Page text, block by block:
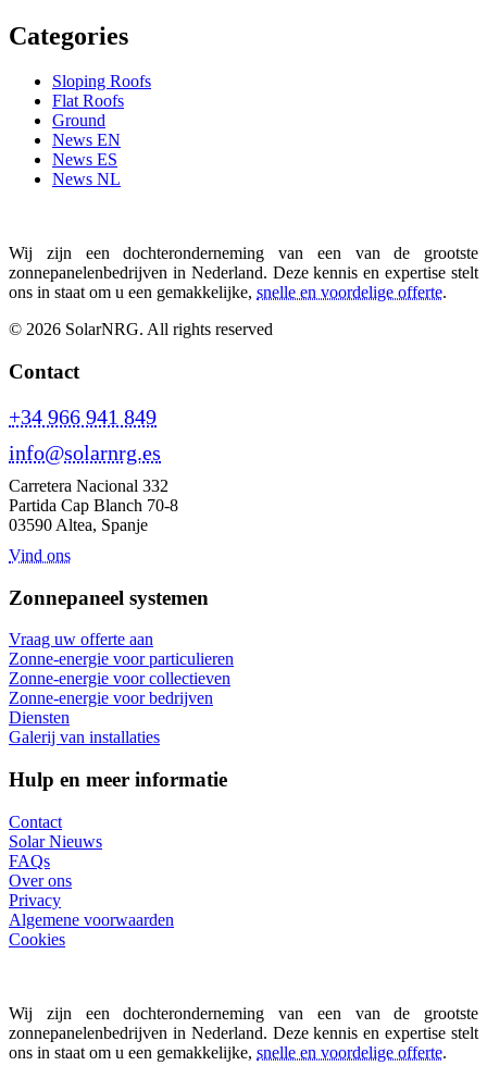
Categories
Sloping Roofs
Flat Roofs
Ground
News EN
News ES
News NL
Wij zijn een dochteronderneming van een van de grootste
zonnepanelenbedrijven in Nederland. Deze kennis en expertise stelt
ons in staat om u een gemakkelijke, snelle en voordelige offerte.
© 2026 SolarNRG. All rights reserved
Contact
+34 966 941 849
info@solarnrg.es
Carretera Nacional 332
Partida Cap Blanch 70-8
03590 Altea, Spanje
Vind ons
Zonnepaneel systemen
Vraag uw offerte aan
Zonne-energie voor particulieren
Zonne-energie voor collectieven
Zonne-energie voor bedrijven
Diensten
Galerij van installaties
Hulp en meer informatie
Contact
Solar Nieuws
FAQs
Over ons
Privacy
Algemene voorwaarden
Cookies
Wij zijn een dochteronderneming van een van de grootste
zonnepanelenbedrijven in Nederland. Deze kennis en expertise stelt
ons in staat om u een gemakkelijke, snelle en voordelige offerte.